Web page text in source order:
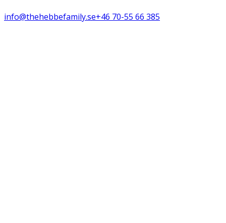
info@thehebbefamily.se+46 70-55 66 385